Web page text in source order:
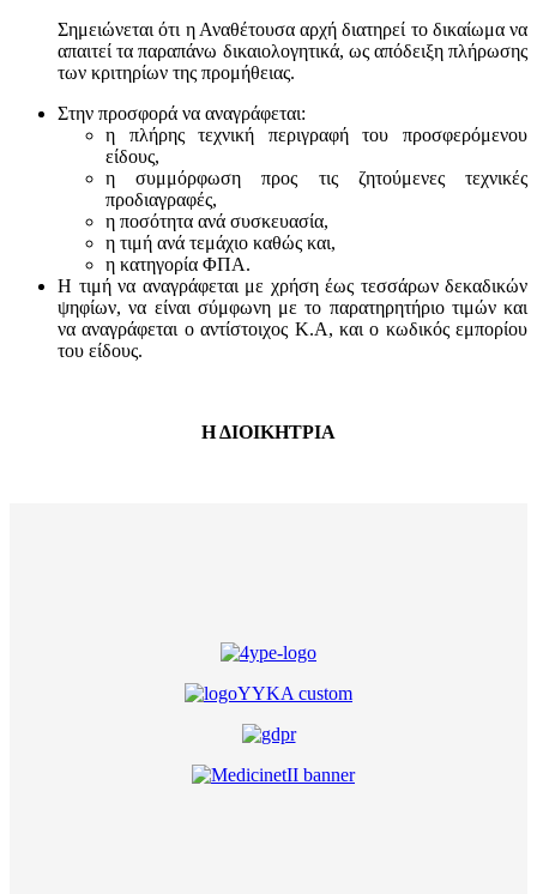
Σημειώνεται ότι η Αναθέτουσα αρχή διατηρεί το δικαίωμα να
απαιτεί τα παραπάνω δικαιολογητικά, ως απόδειξη πλήρωσης
των κριτηρίων της προμήθειας.
Στην προσφορά να αναγράφεται:
η πλήρης τεχνική περιγραφή του προσφερόμενου
είδους,
η συμμόρφωση προς τις ζητούμενες τεχνικές
προδιαγραφές,
η ποσότητα ανά συσκευασία,
η τιμή ανά τεμάχιο καθώς και,
η κατηγορία ΦΠΑ.
Η τιμή να αναγράφεται με χρήση έως τεσσάρων δεκαδικών
ψηφίων, να είναι σύμφωνη με το παρατηρητήριο τιμών και
να αναγράφεται ο αντίστοιχος Κ.Α, και ο κωδικός εμπορίου
του είδους.
Η ΔΙΟΙΚΗΤΡΙΑ